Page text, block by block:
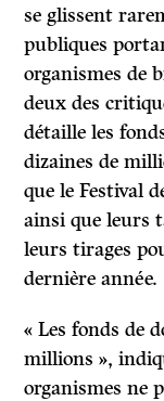
se glissent
publiques
organismes de
deux des
détaille les
dizaines de
que le Festival
ainsi que leurs
leurs tirages
dernière année.
« Les fonds de
millions »,
organismes ne